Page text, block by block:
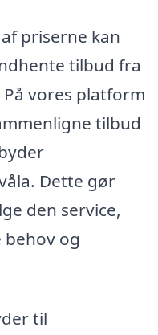
priserne kan
tilbud fra
vores platform
tilbud
Dette gør
den service,
behov og
til